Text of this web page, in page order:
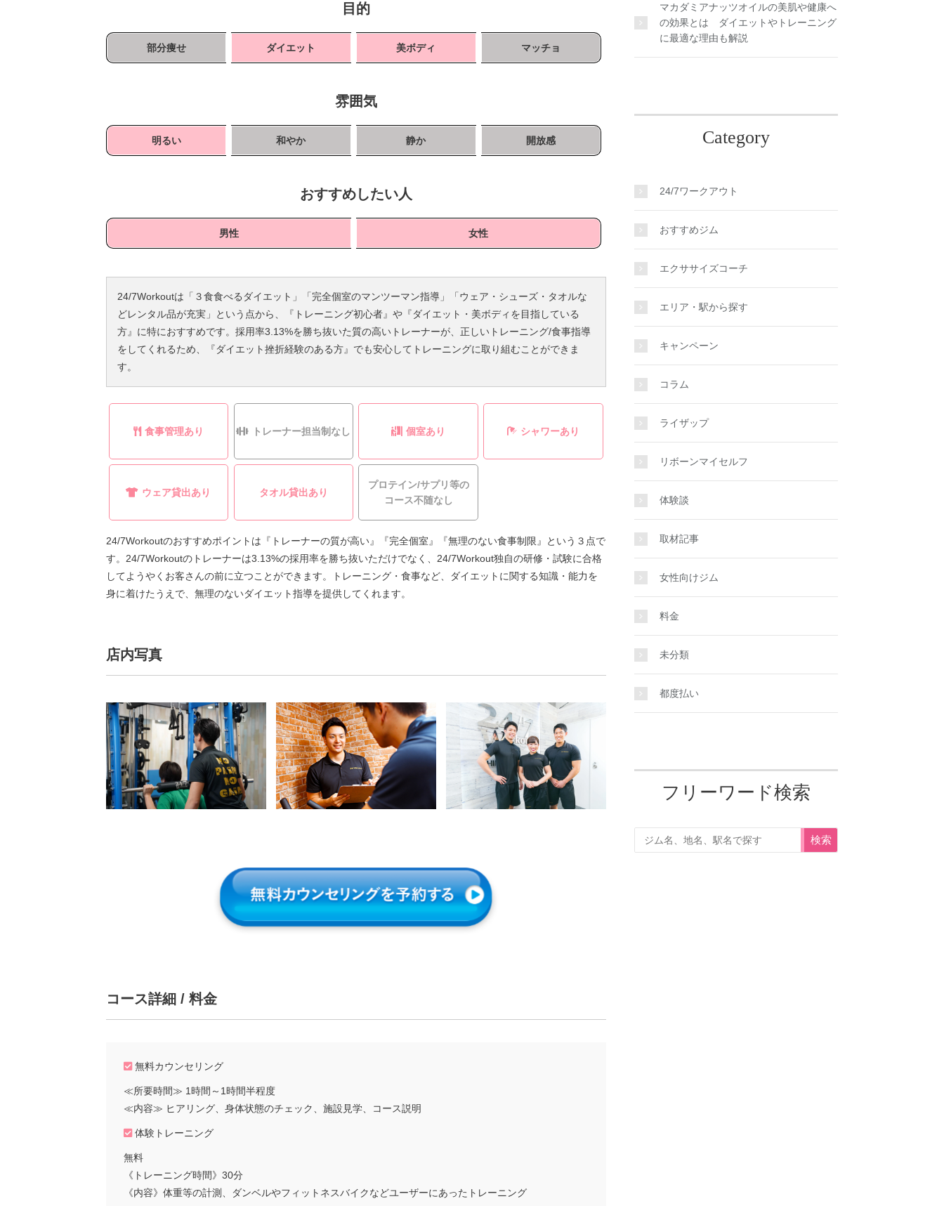
目的
部分痩せ ダイエット 美ボディ マッチョ
雰囲気
明るい 和やか 静か 開放感
おすすめしたい人
男性 女性
24/7Workoutは「３食食べるダイエット」「完全個室のマンツーマン指導」「ウェア・シューズ・タオルな
どレンタル品が充実」という点から、『トレーニング初心者』や『ダイエット・美ボディを目指している
方』に特におすすめです。採用率3.13%を勝ち抜いた質の高いトレーナーが、正しいトレーニング/食事指導
をしてくれるため、『ダイエット挫折経験のある方』でも安心してトレーニングに取り組むことができま
す。
食事管理あり トレーナー担当制なし 個室あり シャワーあり
ウェア貸出あり タオル貸出あり
プロテイン/サプリ等の
コース不随なし
24/7Workoutのおすすめポイントは『トレーナーの質が高い』『完全個室』『無理のない食事制限』という３点で
す。24/7Workoutのトレーナーは3.13%の採用率を勝ち抜いただけでなく、24/7Workout独自の研修・試験に合格
してようやくお客さんの前に立つことができます。トレーニング・食事など、ダイエットに関する知識・能力を
身に着けたうえで、無理のないダイエット指導を提供してくれます。
店内写真
コース詳細 / 料金
無料カウンセリング
≪所要時間≫ 1時間～1時間半程度
≪内容≫ ヒアリング、身体状態のチェック、施設見学、コース説明
体験トレーニング
無料
《トレーニング時間》30分
《内容》体重等の計測、ダンベルやフィットネスバイクなどユーザーにあったトレーニング
マカダミアナッツオイルの美肌や健康へ
の効果とは ダイエットやトレーニング
に最適な理由も解説
Category
24/7ワークアウト
おすすめジム
エクササイズコーチ
エリア・駅から探す
キャンペーン
コラム
ライザップ
リボーンマイセルフ
体験談
取材記事
女性向けジム
料金
未分類
都度払い
フリーワード検索
検索